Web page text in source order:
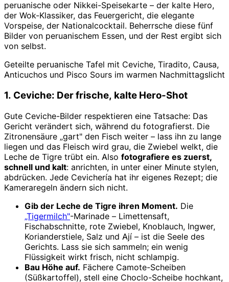
peruanische oder Nikkei-Speisekarte – der kalte Hero,
der Wok-Klassiker, das Feuergericht, die elegante
Vorspeise, der Nationalcocktail. Beherrsche diese fünf
Bilder von peruanischem Essen, und der Rest ergibt sich
von selbst.
Geteilte peruanische Tafel mit Ceviche, Tiradito, Causa,
Anticuchos und Pisco Sours im warmen Nachmittagslicht
1. Ceviche: Der frische, kalte Hero-Shot
Gute Ceviche-Bilder respektieren eine Tatsache: Das
Gericht verändert sich, während du fotografierst. Die
Zitronensäure „gart" den Fisch weiter – lass ihn zu lange
liegen und das Fleisch wird grau, die Zwiebel welkt, die
Leche de Tigre trübt ein. Also fotografiere es zuerst,
schnell und kalt: anrichten, in unter einer Minute stylen,
abdrücken. Jede Cevichería hat ihr eigenes Rezept; die
Kameraregeln ändern sich nicht.
Gib der Leche de Tigre ihren Moment. Die
„Tigermilch"-Marinade – Limettensaft,
Fischabschnitte, rote Zwiebel, Knoblauch, Ingwer,
Korianderstiele, Salz und Ají – ist die Seele des
Gerichts. Lass sie sich sammeln; ein wenig
Flüssigkeit wirkt frisch, nicht schlampig.
Bau Höhe auf. Fächere Camote-Scheiben
(Süßkartoffel), stell eine Choclo-Scheibe hochkant,